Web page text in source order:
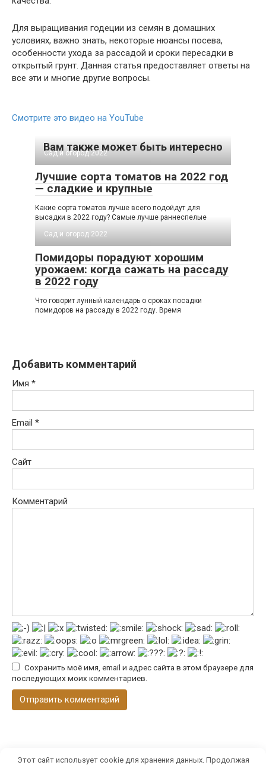
Для выращивания годеции из семян в домашних
условиях, важно знать, некоторые нюансы посева,
особенности ухода за рассадой и сроки пересадки в
открытый грунт. Данная статья предоставляет ответы на
все эти и многие другие вопросы.
Смотрите это видео на YouTube
Вам также может быть интересно
Сад и огород 2022
Лучшие сорта томатов на 2022 год
— сладкие и крупные
Какие сорта томатов лучше всего подойдут для
высадки в 2022 году? Самые лучше раннеспелые
Сад и огород 2022
Помидоры порадуют хорошим
урожаем: когда сажать на рассаду
в 2022 году
Что говорит лунный календарь о сроках посадки
помидоров на рассаду в 2022 году. Время
Добавить комментарий
Имя *
Email *
Сайт
Комментарий
Сохранить моё имя, email и адрес сайта в этом браузере для
последующих моих комментариев.
Этот сайт использует cookie для хранения данных. Продолжая